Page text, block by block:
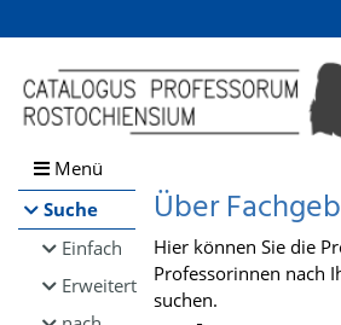
Browsen
direkt zum Inhalt
Menü
Suche
Einfach
Erweitert
Über
Hier können Sie die
Professorinnen nach
suchen.